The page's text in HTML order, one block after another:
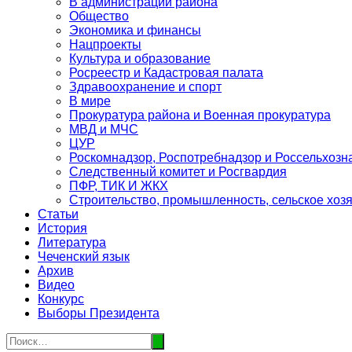
Общество
Экономика и финансы
Нацпроекты
Культура и образование
Росреестр и Кадастровая палата
Здравоохранение и спорт
В мире
Прокуратура района и Военная прокуратура
МВД и МЧС
ЦУР
Роскомнадзор, Роспотребнадзор и
Следственный комитет и Росгвардия
ПФР, ТИК И ЖКХ
Строительство, промышленность, сельское
Статьи
История
Литература
Чеченский язык
Архив
Видео
Конкурс
Выборы Президента